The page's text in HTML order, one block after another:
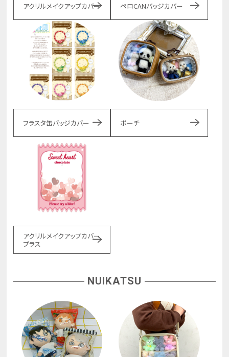
アクリルメイクアップカバー ペロCANバッジカバー
フラスタ缶バッジカバー ポーチ
アクリルメイクアップカバー
プラス
NUIKATSU